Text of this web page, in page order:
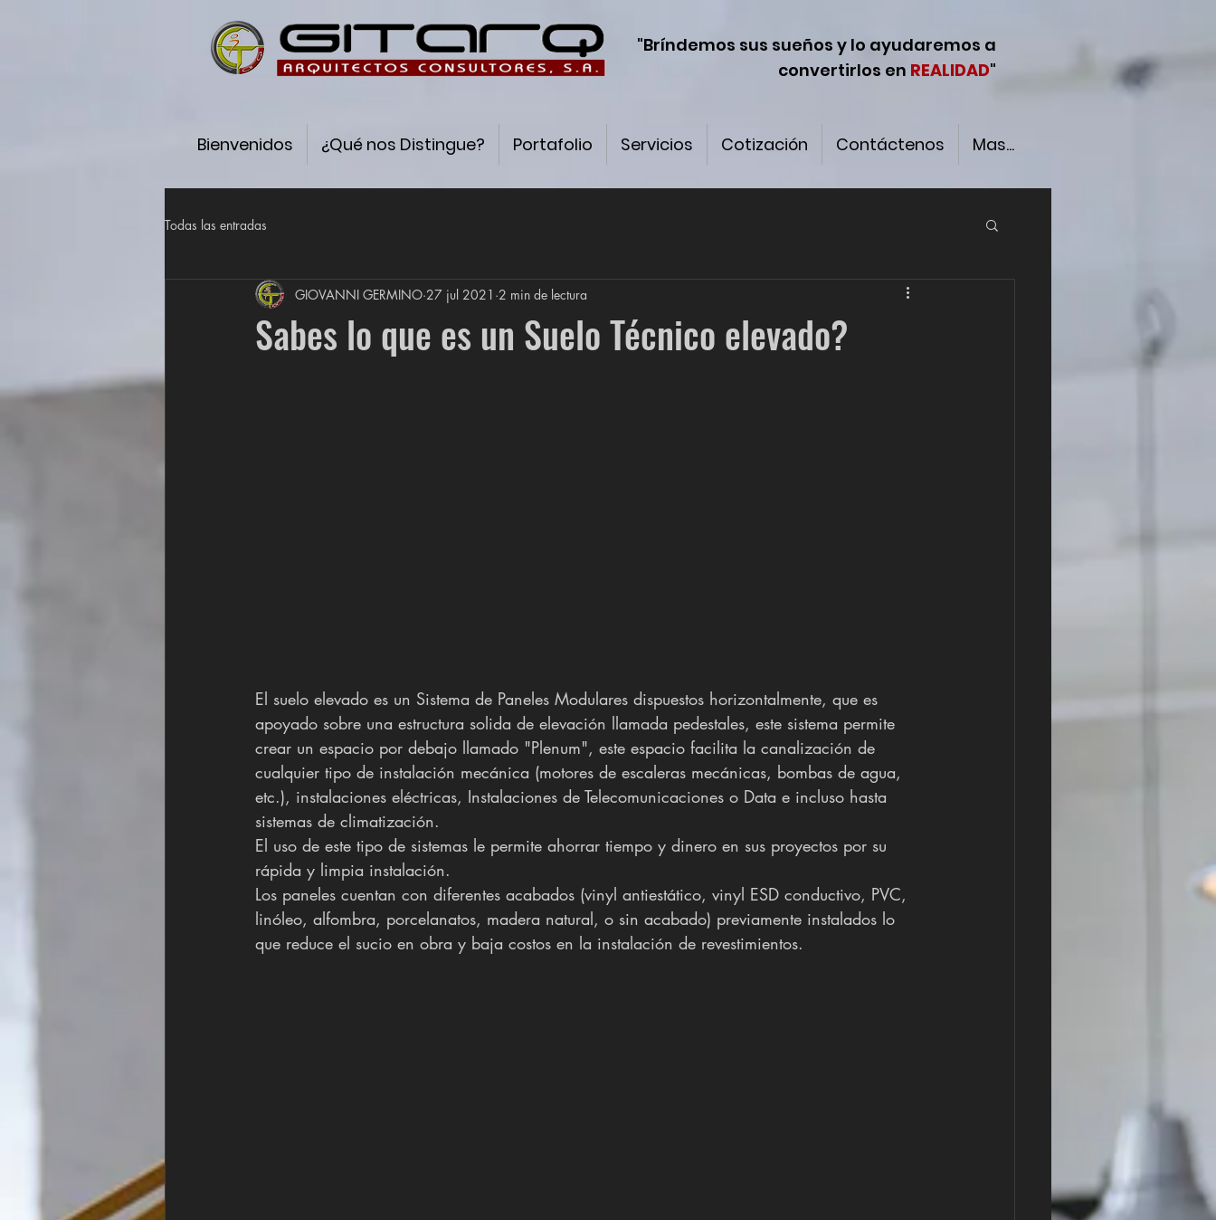
"Bríndemos sus sueños y lo ayudaremos a
convertirlos en REALIDAD"
Bienvenidos ¿Qué nos Distingue? Portafolio Servicios Cotización Contáctenos Mas...
Todas las entradas
Sabes lo que es un Suelo Técnico elevado?
GIOVANNI GERMINO 27 jul 2021 2 min de lectura
El suelo elevado es un Sistema de Paneles Modulares dispuestos horizontalmente, que es
apoyado sobre una estructura solida de elevación llamada pedestales, este sistema permite
crear un espacio por debajo llamado "Plenum", este espacio facilita la canalización de
cualquier tipo de instalación mecánica (motores de escaleras mecánicas, bombas de agua,
etc.), instalaciones eléctricas, Instalaciones de Telecomunicaciones o Data e incluso hasta
sistemas de climatización.
El uso de este tipo de sistemas le permite ahorrar tiempo y dinero en sus proyectos por su
rápida y limpia instalación.
Los paneles cuentan con diferentes acabados (vinyl antiestático, vinyl ESD conductivo, PVC,
linóleo, alfombra, porcelanatos, madera natural, o sin acabado) previamente instalados lo
que reduce el sucio en obra y baja costos en la instalación de revestimientos.